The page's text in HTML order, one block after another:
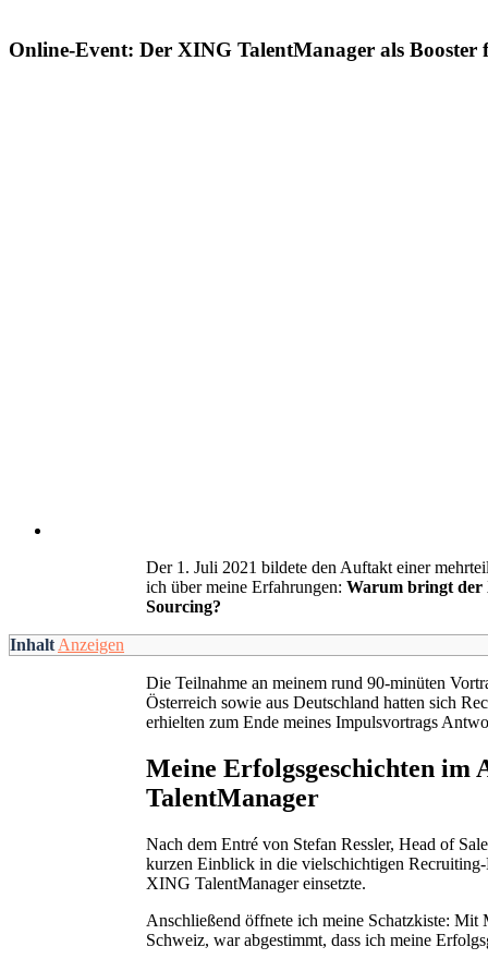
Online-Event: Der XING TalentManager als Booster
Der 1. Juli 2021 bildete den Auftakt einer
ich über meine Erfahrungen: Warum bringt
Sourcing?
InhaltAnzeigen
Die Teilnahme an meinem rund 90-minüten
Österreich sowie aus Deutschland hatten sich
erhielten zum Ende meines Impulsvortrags
Meine Erfolgsgeschichten im
TalentManager
Nach dem Entré von Stefan Ressler, Head of
kurzen Einblick in die vielschichtigen
XING TalentManager einsetzte.
Anschließend öffnete ich meine Schatzkiste:
Schweiz, war abgestimmt, dass ich meine